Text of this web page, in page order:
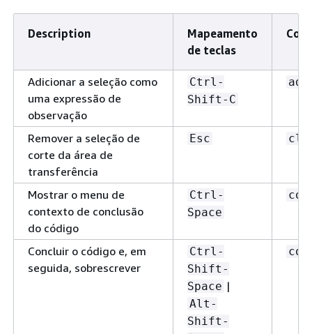
Description
Mapeamento
de teclas
Adicionar a seleção como
uma expressão de
observação
Ctrl-
Shift-C
Remover a seleção de
corte da área de
transferência
Esc
Mostrar o menu de
contexto de conclusão
do código
Ctrl-
Space
Concluir o código e, em
seguida, sobrescrever
Ctrl-
Shift-
Space |
Alt-
Shift-